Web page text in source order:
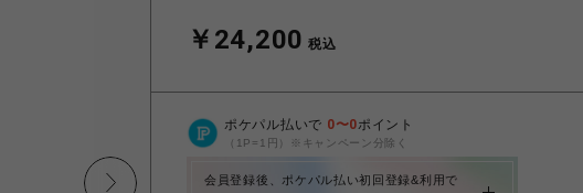
￥24,200 税込
ポケパル払いで 0〜0ポイント
（1P=1円）※キャンペーン分除く
会員登録後、ポケパル払い初回登録&利用で